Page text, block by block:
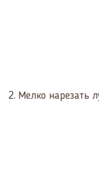
2. Мелко нарезать